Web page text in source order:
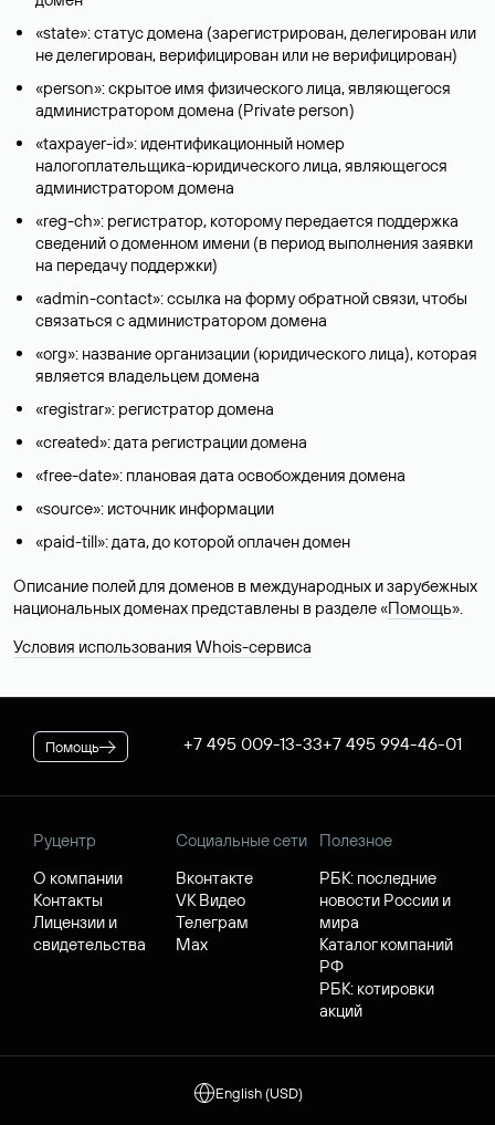
«state»: статус домена (зарегистрирован, делегирован или
не делегирован, верифицирован или не верифицирован)
«person»: скрытое имя физического лица, являющегося
администратором домена (Privatе person)
«taxpayer-id»: идентификационный номер
налогоплательщика-юридического лица, являющегося
администратором домена
«reg-ch»: регистратор, которому передается поддержка
сведений о доменном имени (в период выполнения заявки
на передачу поддержки)
«admin-contact»: ссылка на форму обратной связи, чтобы
связаться с администратором домена
«org»: название организации (юридического лица), которая
является владельцем домена
«registrar»: регистратор домена
«created»: дата регистрации домена
«free-date»: плановая дата освобождения домена
«source»: источник информации
«paid-till»: дата, до которой оплачен домен
Описание полей для доменов в международных и зарубежных
национальных доменах представлены в разделе «Помощь».
Условия использования Whois-сервиса
Помощь +7 495 009-13-33+7 495 994-46-01
Руцентр
О компании
Контакты
Лицензии и
свидетельства
Социальные сети
Вконтакте
VK Видео
Телеграм
Max
Полезное
РБК: последние
новости России и
мира
Каталог компаний
РФ
РБК: котировки
акций
English (USD)